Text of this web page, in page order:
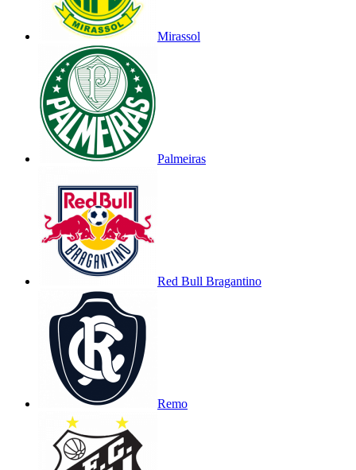
Mirassol
Palmeiras
Red Bull Bragantino
Remo